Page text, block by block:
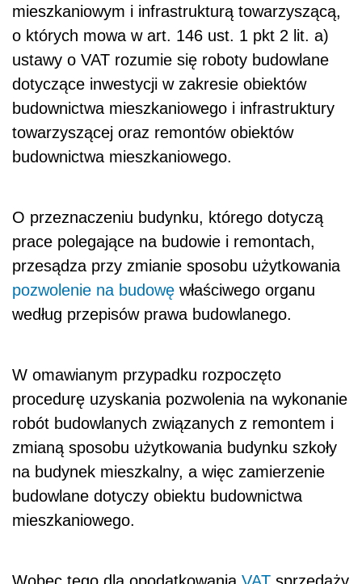
mieszkaniowym i infrastrukturą towarzyszącą,
o których mowa w art. 146 ust. 1 pkt 2 lit. a)
ustawy o VAT rozumie się roboty budowlane
dotyczące inwestycji w zakresie obiektów
budownictwa mieszkaniowego i infrastruktury
towarzyszącej oraz remontów obiektów
budownictwa mieszkaniowego.
O przeznaczeniu budynku, którego dotyczą
prace polegające na budowie i remontach,
przesądza przy zmianie sposobu użytkowania
pozwolenie na budowę właściwego organu
według przepisów prawa budowlanego.
W omawianym przypadku rozpoczęto
procedurę uzyskania pozwolenia na wykonanie
robót budowlanych związanych z remontem i
zmianą sposobu użytkowania budynku szkoły
na budynek mieszkalny, a więc zamierzenie
budowlane dotyczy obiektu budownictwa
mieszkaniowego.